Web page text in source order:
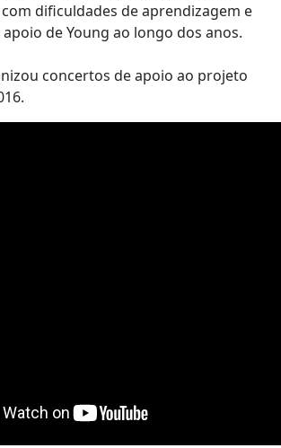
dificuldades de aprendizagem e
de Young ao longo dos anos.
concertos de apoio ao projeto